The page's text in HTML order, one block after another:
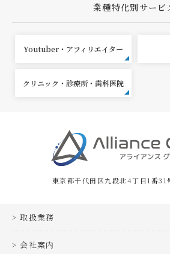
業種特化別サービ
Youtuber・アフィリエイター
クリニック・診療所・歯科医院
東京都千代田区九段北4丁目1番31
取扱業務
会社案内